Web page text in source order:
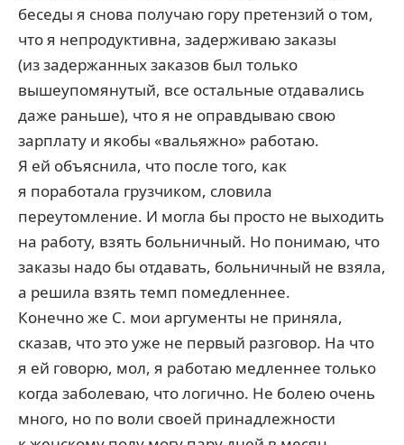
беседы я снова получаю гору претензий о том,
что я непродуктивна, задерживаю заказы
(из задержанных заказов был только
вышеупомянутый, все остальные отдавались
даже раньше), что я не оправдываю свою
зарплату и якобы «вальяжно» работаю.
Я ей объяснила, что после того, как
я поработала грузчиком, словила
переутомление. И могла бы просто не выходить
на работу, взять больничный. Но понимаю, что
заказы надо бы отдавать, больничный не взяла,
а решила взять темп помедленнее.
Конечно же С. мои аргументы не приняла,
сказав, что это уже не первый разговор. На что
я ей говорю, мол, я работаю медленнее только
когда заболеваю, что логично. Не болею очень
много, но по воли своей принадлежности